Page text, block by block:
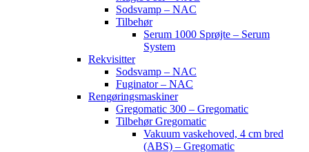
Sodsvamp – NAC
Tilbehør
Serum 1000 Sprøjte – Serum
System
Rekvisitter
Sodsvamp – NAC
Fuginator – NAC
Rengøringsmaskiner
Gregomatic 300 – Gregomatic
Tilbehør Gregomatic
Vakuum vaskehoved, 4 cm bred
(ABS) – Gregomatic